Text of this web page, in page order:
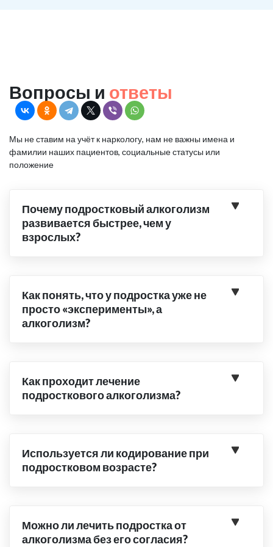
Вопросы и ответы
Мы не ставим на учёт к наркологу, нам не важны имена и
фамилии наших пациентов, социальные статусы или
положение
Почему подростковый алкоголизм
развивается быстрее, чем у
взрослых?
Как понять, что у подростка уже не
просто «эксперименты», а
алкоголизм?
Как проходит лечение
подросткового алкоголизма?
Используется ли кодирование при
подростковом возрасте?
Можно ли лечить подростка от
алкоголизма без его согласия?